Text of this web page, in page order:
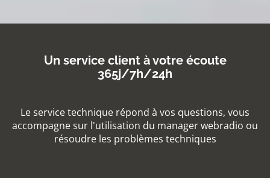
Un service client à votre écoute
365j/7h/24h
Le service technique répond à vos questions, vous
accompagne sur l'utilisation du manager webradio ou
résoudre les problèmes techniques